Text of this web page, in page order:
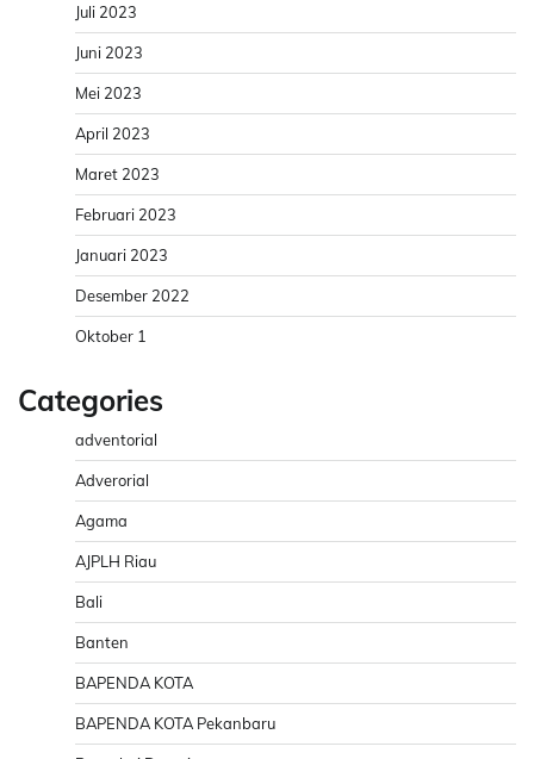
Juli 2023
Juni 2023
Mei 2023
April 2023
Maret 2023
Februari 2023
Januari 2023
Desember 2022
Oktober 1
Categories
adventorial
Adverorial
Agama
AJPLH Riau
Bali
Banten
BAPENDA KOTA
BAPENDA KOTA Pekanbaru